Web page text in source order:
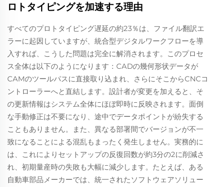
ロトタイピングを加速する理由
すべてのプロトタイピング遅延の約23％は、ファイル翻訳エ
ラーに起因していますが、統合型デジタルワークフローを導
入すれば、こうした問題は完全に解消されます。このプロセ
ス全体は以下のようになります：CADの幾何形状データが
CAMのツールパスに直接取り込まれ、さらにそこからCNCコ
ントローラーへと直結します。設計者が変更を加えると、そ
の更新情報はシステム全体にほぼ即時に反映されます。面倒
な手動修正は不要になり、途中でデータポイントが紛失する
こともありません。また、異なる部署間でバージョンが不一
致になることによる混乱もまったく発生しません。実務的に
は、これによりセットアップの反復回数が約3分の2に削減さ
れ、初期量産時の失敗も大幅に減少します。たとえば、ある
自動車部品メーカーでは、統一されたソフトウェアソリュー